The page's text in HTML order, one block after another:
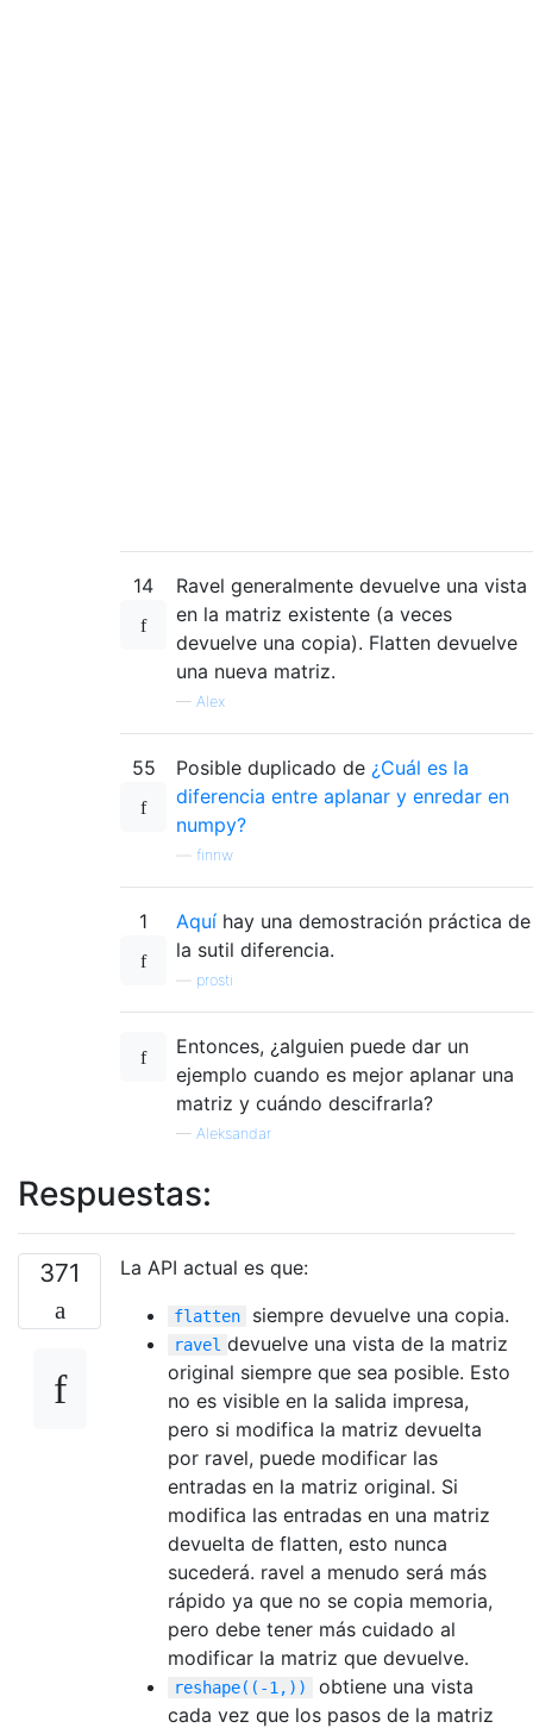
14
Ravel generalmente devuelve una vista
en la matriz existente (a veces
devuelve una copia). Flatten devuelve
una nueva matriz.
— Alex
55 Posible duplicado de ¿Cuál es la
diferencia entre aplanar y enredar en
numpy?
finnw
1 Aquí hay una demostración práctica de
la sutil diferencia.
prosti
Entonces, ¿alguien puede dar un
ejemplo cuando es mejor aplanar una
matriz y cuándo descifrarla?
— Aleksandar
Respuestas:
371 La API actual es que:
flatten siempre devuelve una copia.
ravel devuelve una vista de la matriz
original siempre que sea posible. Esto
no es visible en la salida impresa,
pero si modifica la matriz devuelta
por ravel, puede modificar las
entradas en la matriz original. Si
modifica las entradas en una matriz
devuelta de flatten, esto nunca
sucederá. ravel a menudo será más
rápido ya que no se copia memoria,
pero debe tener más cuidado al
modificar la matriz que devuelve.
reshape((-1,))
obtiene una vista
cada vez que los pasos de la matriz